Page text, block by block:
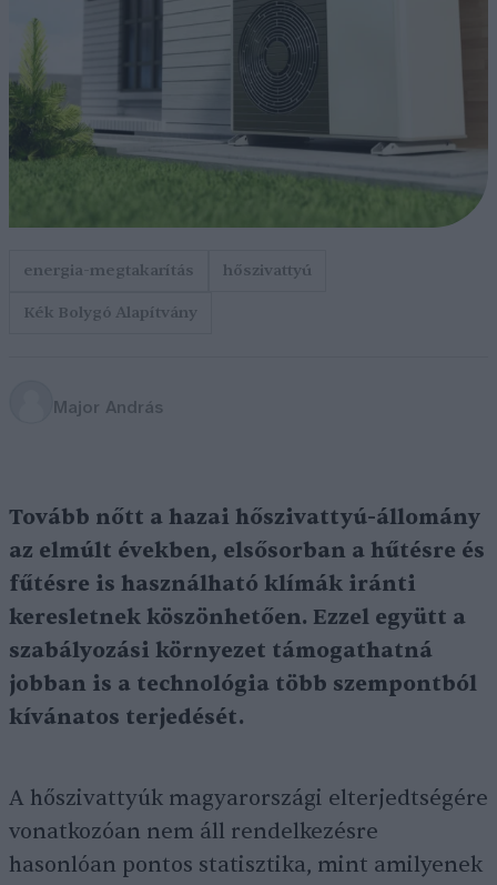
energia-megtakarítás
hőszivattyú
Kék Bolygó Alapítvány
Major András
Tovább nőtt a hazai hőszivattyú-állomány
az elmúlt években, elsősorban a hűtésre és
fűtésre is használható klímák iránti
keresletnek köszönhetően. Ezzel együtt a
szabályozási környezet támogathatná
jobban is a technológia több szempontból
kívánatos terjedését.
A hőszivattyúk magyarországi elterjedtségére
vonatkozóan nem áll rendelkezésre
hasonlóan pontos statisztika, mint amilyenek